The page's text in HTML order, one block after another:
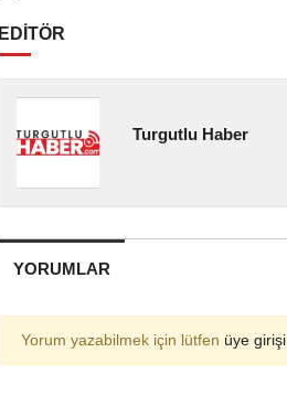
EDİTÖR
Turgutlu Haber
YORUMLAR
Yorum yazabilmek için lütfen üye girişi